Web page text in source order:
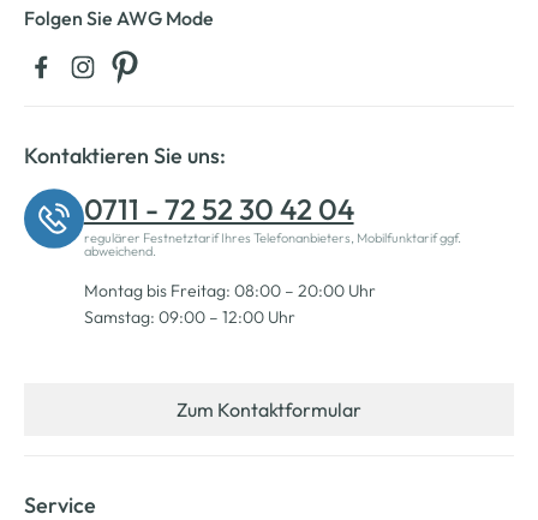
Folgen Sie AWG Mode
Kontaktieren Sie uns:
0711 - 72 52 30 42 04
regulärer Festnetztarif Ihres Telefonanbieters, Mobilfunktarif ggf.
abweichend.
Montag bis Freitag: 08:00 – 20:00 Uhr
Samstag: 09:00 – 12:00 Uhr
Zum Kontaktformular
Service